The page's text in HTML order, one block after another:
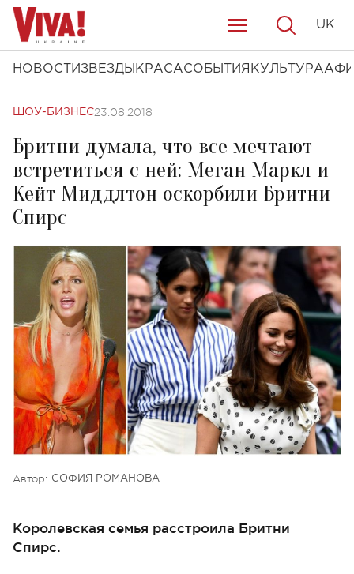
НОВОСТИ ЗВЕЗДЫ КРАСАСОБЫТИЯ КУЛЬТУРА
UK
ШОУ-БИЗНЕС23.08.2018
Бритни думала, что все мечтают
встретиться с ней: Меган Маркл и
Кейт Миддлтон оскорбили Бритни
Спирс
Автор: СОФИЯ РОМАНОВА
Королевская семья расстроила Бритни
Спирс.